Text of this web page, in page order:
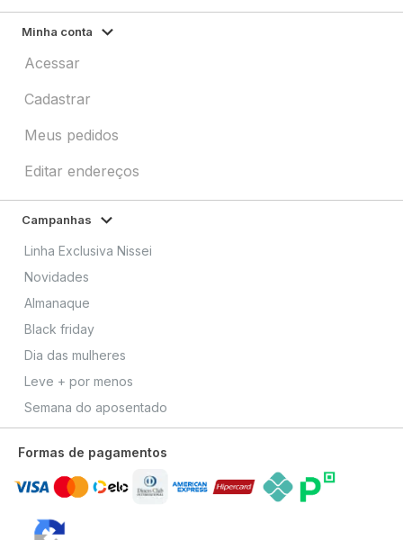
Minha conta
Acessar
Cadastrar
Meus pedidos
Editar endereços
Campanhas
Linha Exclusiva Nissei
Novidades
Almanaque
Black friday
Dia das mulheres
Leve + por menos
Semana do aposentado
Formas de pagamentos